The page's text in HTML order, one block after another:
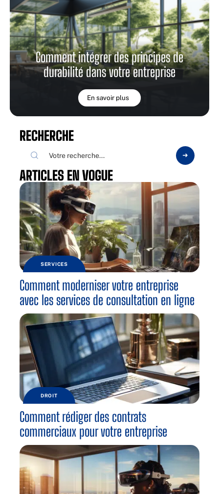
Comment intégrer des principes de
durabilité dans votre entreprise
En savoir plus
RECHERCHE
ARTICLES EN VOGUE
SERVICES
Comment moderniser votre entreprise
avec les services de consultation en ligne
DROIT
Comment rédiger des contrats
commerciaux pour votre entreprise